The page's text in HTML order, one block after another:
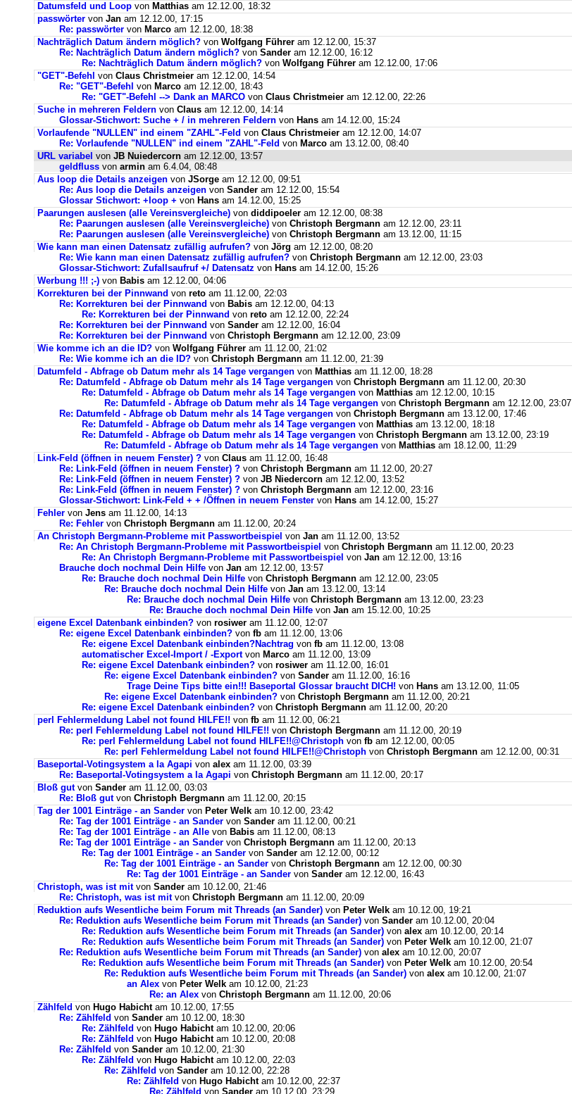
Datumsfeld und Loop von Matthias am 12.12.00, 18:32
passwörter von Jan am 12.12.00, 17:15
Re: passwörter von Marco am 12.12.00, 18:38
Nachträglich Datum ändern möglich? von Wolfgang Führer am 12.12.00, 15:37
Re: Nachträglich Datum ändern möglich? von Sander am 12.12.00, 16:12
Re: Nachträglich Datum ändern möglich? von Wolfgang Führer am 12.12.00, 17:06
"GET"-Befehl von Claus Christmeier am 12.12.00, 14:54
Re: "GET"-Befehl von Marco am 12.12.00, 18:43
Re: "GET"-Befehl --> Dank an MARCO von Claus Christmeier am 12.12.00, 22:26
Suche in mehreren Feldern von Claus am 12.12.00, 14:14
Glossar-Stichwort: Suche + / in mehreren Feldern von Hans am 14.12.00, 15:24
Vorlaufende "NULLEN" ind einem "ZAHL"-Feld von Claus Christmeier am 12.12.00, 14:07
Re: Vorlaufende "NULLEN" ind einem "ZAHL"-Feld von Marco am 13.12.00, 08:40
URL variabel von JB Nuiedercorn am 12.12.00, 13:57
geldfluss von armin am 6.4.04, 08:48
Aus loop die Details anzeigen von JSorge am 12.12.00, 09:51
Re: Aus loop die Details anzeigen von Sander am 12.12.00, 15:54
Glossar Stichwort: +loop + von Hans am 14.12.00, 15:25
Paarungen auslesen (alle Vereinsvergleiche) von diddipoeler am 12.12.00, 08:38
Re: Paarungen auslesen (alle Vereinsvergleiche) von Christoph Bergmann am 12.12.00, 23:11
Re: Paarungen auslesen (alle Vereinsvergleiche) von Christoph Bergmann am 13.12.00, 11:15
Wie kann man einen Datensatz zufällig aufrufen? von Jörg am 12.12.00, 08:20
Re: Wie kann man einen Datensatz zufällig aufrufen? von Christoph Bergmann am 12.12.00, 23:03
Glossar-Stichwort: Zufallsaufruf +/ Datensatz von Hans am 14.12.00, 15:26
Werbung !!! ;-) von Babis am 12.12.00, 04:06
Korrekturen bei der Pinnwand von reto am 11.12.00, 22:03
Re: Korrekturen bei der Pinnwand von Babis am 12.12.00, 04:13
Re: Korrekturen bei der Pinnwand von reto am 12.12.00, 22:24
Re: Korrekturen bei der Pinnwand von Sander am 12.12.00, 16:04
Re: Korrekturen bei der Pinnwand von Christoph Bergmann am 12.12.00, 23:09
Wie komme ich an die ID? von Wolfgang Führer am 11.12.00, 21:02
Re: Wie komme ich an die ID? von Christoph Bergmann am 11.12.00, 21:39
Datumfeld - Abfrage ob Datum mehr als 14 Tage vergangen von Matthias am 11.12.00, 18:28
Re: Datumfeld - Abfrage ob Datum mehr als 14 Tage vergangen von Christoph Bergmann am 11.12.00, 20:30
Re: Datumfeld - Abfrage ob Datum mehr als 14 Tage vergangen von Matthias am 12.12.00, 10:15
Re: Datumfeld - Abfrage ob Datum mehr als 14 Tage vergangen von Christoph Bergmann am 12.12.00, 23:07
Re: Datumfeld - Abfrage ob Datum mehr als 14 Tage vergangen von Christoph Bergmann am 13.12.00, 17:46
Re: Datumfeld - Abfrage ob Datum mehr als 14 Tage vergangen von Matthias am 13.12.00, 18:18
Re: Datumfeld - Abfrage ob Datum mehr als 14 Tage vergangen von Christoph Bergmann am 13.12.00, 23:19
Re: Datumfeld - Abfrage ob Datum mehr als 14 Tage vergangen von Matthias am 18.12.00, 11:29
Link-Feld (öffnen in neuem Fenster) ? von Claus am 11.12.00, 16:48
Re: Link-Feld (öffnen in neuem Fenster) ? von Christoph Bergmann am 11.12.00, 20:27
Re: Link-Feld (öffnen in neuem Fenster) ? von JB Niedercorn am 12.12.00, 13:52
Re: Link-Feld (öffnen in neuem Fenster) ? von Christoph Bergmann am 12.12.00, 23:16
Glossar-Stichwort: Link-Feld + + /Öffnen in neuem Fenster von Hans am 14.12.00, 15:27
Fehler von Jens am 11.12.00, 14:13
Re: Fehler von Christoph Bergmann am 11.12.00, 20:24
An Christoph Bergmann-Probleme mit Passwortbeispiel von Jan am 11.12.00, 13:52
Re: An Christoph Bergmann-Probleme mit Passwortbeispiel von Christoph Bergmann am 11.12.00, 20:23
Re: An Christoph Bergmann-Probleme mit Passwortbeispiel von Jan am 12.12.00, 13:16
Brauche doch nochmal Dein Hilfe von Jan am 12.12.00, 13:57
Re: Brauche doch nochmal Dein Hilfe von Christoph Bergmann am 12.12.00, 23:05
Re: Brauche doch nochmal Dein Hilfe von Jan am 13.12.00, 13:14
Re: Brauche doch nochmal Dein Hilfe von Christoph Bergmann am 13.12.00, 23:23
Re: Brauche doch nochmal Dein Hilfe von Jan am 15.12.00, 10:25
eigene Excel Datenbank einbinden? von rosiwer am 11.12.00, 12:07
Re: eigene Excel Datenbank einbinden? von fb am 11.12.00, 13:06
Re: eigene Excel Datenbank einbinden?Nachtrag von fb am 11.12.00, 13:08
automatischer Excel-Import / -Exportvon Marco am 11.12.00, 13:09
Re: eigene Excel Datenbank einbinden? von rosiwer am 11.12.00, 16:01
Re: eigene Excel Datenbank einbinden? von Sander am 11.12.00, 16:16
Trage Deine Tips bitte ein!!! Baseportal Glossar braucht DICH! von Hans am 13.12.00, 11:05
Re: eigene Excel Datenbank einbinden? von Christoph Bergmann am 11.12.00, 20:21
Re: eigene Excel Datenbank einbinden? von Christoph Bergmann am 11.12.00, 20:20
perl Fehlermeldung Label not found HILFE!! von fb am 11.12.00, 06:21
Re: perl Fehlermeldung Label not found HILFE!! von Christoph Bergmann am 11.12.00, 20:19
Re: perl Fehlermeldung Label not found HILFE!!@Christoph von fb am 12.12.00, 00:05
Re: perl Fehlermeldung Label not found HILFE!!@Christoph von Christoph Bergmann am 12.12.00, 00:31
Baseportal-Votingsystem a la Agapi von alex am 11.12.00, 03:39
Re: Baseportal-Votingsystem a la Agapi von Christoph Bergmann am 11.12.00, 20:17
Bloß gutvon Sander am 11.12.00, 03:03
Re: Bloß gutvon Christoph Bergmann am 11.12.00, 20:15
Tag der 1001 Einträge - an Sander von Peter Welk am 10.12.00, 23:42
Re: Tag der 1001 Einträge - an Sander von Sander am 11.12.00, 00:21
Re: Tag der 1001 Einträge - an Alle von Babis am 11.12.00, 08:13
Re: Tag der 1001 Einträge - an Sander von Christoph Bergmann am 11.12.00, 20:13
Re: Tag der 1001 Einträge - an Sander von Sander am 12.12.00, 00:12
Re: Tag der 1001 Einträge - an Sander von Christoph Bergmann am 12.12.00, 00:30
Re: Tag der 1001 Einträge - an Sander von Sander am 12.12.00, 16:43
Christoph, was ist mit von Sander am 10.12.00, 21:46
Re: Christoph, was ist mit von Christoph Bergmann am 11.12.00, 20:09
Reduktion aufs Wesentliche beim Forum mit Threads (an Sander) von Peter Welk am 10.12.00, 19:21
Re: Reduktion aufs Wesentliche beim Forum mit Threads (an Sander) von Sander am 10.12.00, 20:04
Re: Reduktion aufs Wesentliche beim Forum mit Threads (an Sander) von alex am 10.12.00, 20:14
Re: Reduktion aufs Wesentliche beim Forum mit Threads (an Sander) von Peter Welk am 10.12.00, 21:07
Re: Reduktion aufs Wesentliche beim Forum mit Threads (an Sander) von alex am 10.12.00, 20:07
Re: Reduktion aufs Wesentliche beim Forum mit Threads (an Sander) von Peter Welk am 10.12.00, 20:54
Re: Reduktion aufs Wesentliche beim Forum mit Threads (an Sander) von alex am 10.12.00, 21:07
an Alex von Peter Welk am 10.12.00, 21:23
Re: an Alex von Christoph Bergmann am 11.12.00, 20:06
Zählfeld von Hugo Habichtam 10.12.00, 17:55
Re: Zählfeld von Sander am 10.12.00, 18:30
Re: Zählfeld von Hugo Habichtam 10.12.00, 20:06
Re: Zählfeld von Hugo Habichtam 10.12.00, 20:08
Re: Zählfeld von Sander am 10.12.00, 21:30
Re: Zählfeld von Hugo Habichtam 10.12.00, 22:03
Re: Zählfeld von Sander am 10.12.00, 22:28
Re: Zählfeld von Hugo Habichtam 10.12.00, 22:37
Re: Zählfeld von Sander am 10.12.00, 23:29